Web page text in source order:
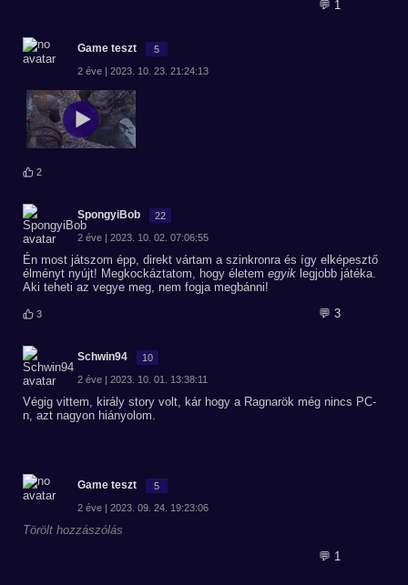
💬 1
Game teszt 5
2 éve | 2023. 10. 23. 21:24:13
2
SpongyiBob 22
2 éve | 2023. 10. 02. 07:06:55
Én most játszom épp, direkt vártam a szinkronra és így elképesztő
élményt nyújt! Megkockáztatom, hogy életem egyik legjobb játéka.
Aki teheti az vegye meg, nem fogja megbánni!
3 💬 3
Schwin94 10
2 éve | 2023. 10. 01. 13:38:11
Végig vittem, király story volt, kár hogy a Ragnarök még nincs PC-
n, azt nagyon hiányolom.
Game teszt 5
2 éve | 2023. 09. 24. 19:23:06
Törölt hozzászólás
💬 1